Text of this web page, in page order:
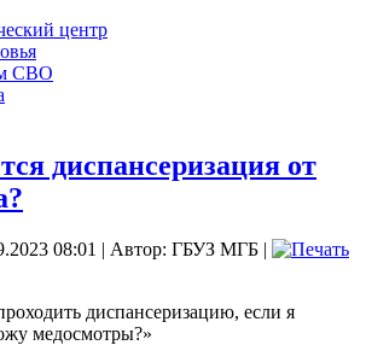
центр
СВО
диспансеризация от
08:01 | Автор: ГБУЗ МГБ |
диспансеризацию, если я
медосмотры?»